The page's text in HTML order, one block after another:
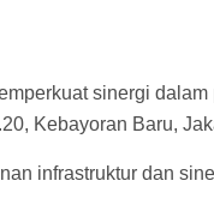
sinergi
Kebayoran Baru,
infrastruktur dan